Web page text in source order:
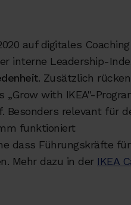
auf digitales
interne Leadership-
. Zusätzlich
„Grow with IKEA"-
Besonders relevant für
funktioniert
dass Führungskräfte für
Mehr dazu in der IKEA